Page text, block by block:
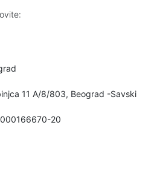
11 A/8/803, Beograd -Savski
20